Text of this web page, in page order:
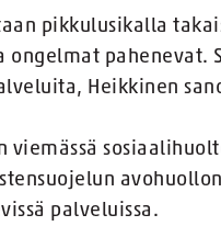
pikkulusikalla
ongelmat pahenevat.
Heikkinen
palveluissa.